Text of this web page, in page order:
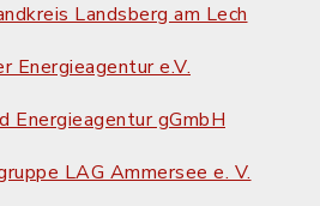
Landsberg am Lech
Energieagentur e.V.
Energieagentur gGmbH
LAG Ammersee e. V.